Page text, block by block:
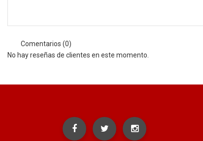
Comentarios (0)
No hay reseñas de clientes en este momento.